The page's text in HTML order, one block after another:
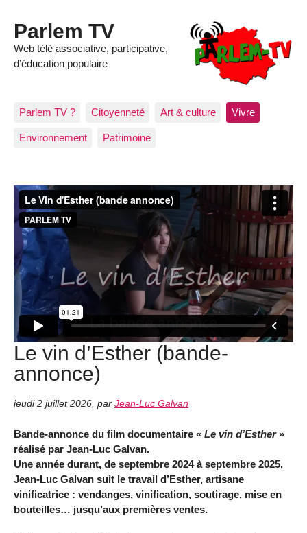
Parlem TV
Web télé associative, participative,
d’éducation populaire
Parlem TV ? Citoyenneté Art & culture Vivre
Environnement Patrimoine
Le vin d’Esther (bande-
annonce)
jeudi 2 juillet 2026, par Jean-Luc Galvan
Bande-annonce du film documentaire « Le vin d’Esther»
réalisé par Jean-Luc Galvan.
Une année durant, de septembre 2024 à septembre 2025,
Jean-Luc Galvan suit le travail d’Esther, artisane
vinificatrice : vendanges, vinification, soutirage, mise en
bouteilles… jusqu’aux premières ventes.